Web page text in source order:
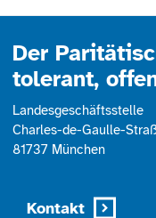
Der
tolerant,
Landesgeschäftsstelle
Charles-de-Gaulle-
81737 München
Kontakt